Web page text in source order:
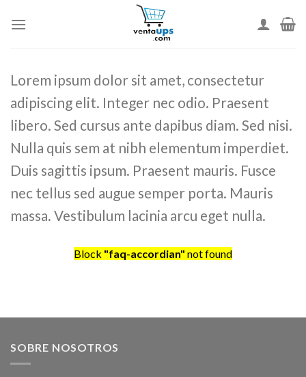
Lorem ipsum dolor sit amet, consectetur
adipiscing elit. Integer nec odio. Praesent
libero. Sed cursus ante dapibus diam. Sed nisi.
Nulla quis sem at nibh elementum imperdiet.
Duis sagittis ipsum. Praesent mauris. Fusce
nec tellus sed augue semper porta. Mauris
massa. Vestibulum lacinia arcu eget nulla.
Block "faq-accordian" not found
SOBRE NOSOTROS